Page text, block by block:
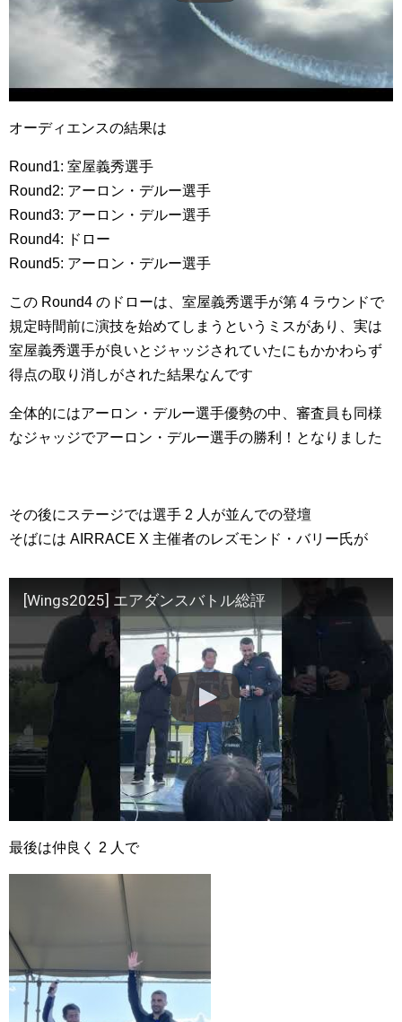
オーディエンスの結果は
Round1: 室屋義秀選手
Round2: アーロン・デルー選手
Round3: アーロン・デルー選手
Round4: ドロー
Round5: アーロン・デルー選手
この Round4 のドローは、室屋義秀選手が第 4 ラウンドで
規定時間前に演技を始めてしまうというミスがあり、実は
室屋義秀選手が良いとジャッジされていたにもかかわらず
得点の取り消しがされた結果なんです
全体的にはアーロン・デルー選手優勢の中、審査員も同様
なジャッジでアーロン・デルー選手の勝利！となりました
その後にステージでは選手 2 人が並んでの登壇
そばには AIRRACE X 主催者のレズモンド・バリー氏が
[Wings2025] エアダンスバトル総評
最後は仲良く 2 人で